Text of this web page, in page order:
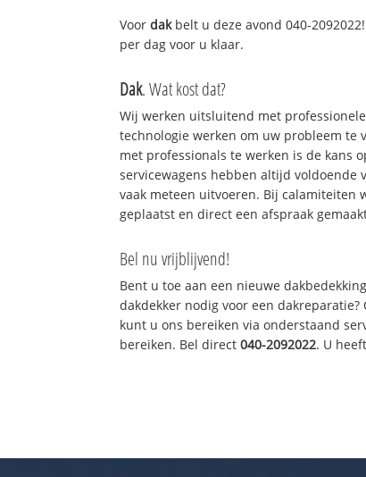
Voordakbelt u deze avond 040-
per dag voor u klaar.
Dak. Wat kost dat?
Wij werken uitsluitend met
technologie werken om uw probleem te
met professionals te werken is de kans
servicewagens hebben altijd voldoende
vaak meteen uitvoeren. Bij calamiteiten
geplaatst en direct een afspraak
Bel nu vrijblijvend!
Bent u toe aan een nieuwe
dakdekker nodig voor een
kunt u ons bereiken via onderstaand
bereiken. Bel direct040-2092022. U